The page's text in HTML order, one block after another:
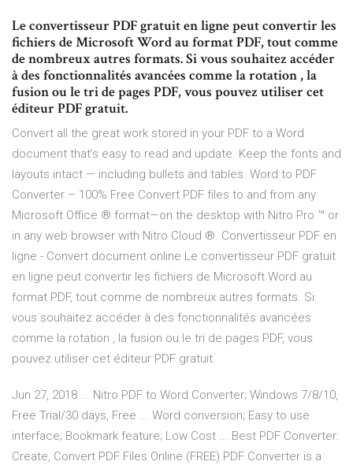
Le convertisseur PDF gratuit en ligne peut convertir les
fichiers de Microsoft Word au format PDF, tout comme
de nombreux autres formats. Si vous souhaitez accéder
à des fonctionnalités avancées comme la rotation , la
fusion ou le tri de pages PDF, vous pouvez utiliser cet
éditeur PDF gratuit.
Convert all the great work stored in your PDF to a Word
document that’s easy to read and update. Keep the fonts and
layouts intact — including bullets and tables. Word to PDF
Converter – 100% Free Convert PDF files to and from any
Microsoft Office ® format—on the desktop with Nitro Pro ™ or
in any web browser with Nitro Cloud ®. Convertisseur PDF en
ligne - Convert document online Le convertisseur PDF gratuit
en ligne peut convertir les fichiers de Microsoft Word au
format PDF, tout comme de nombreux autres formats. Si
vous souhaitez accéder à des fonctionnalités avancées
comme la rotation , la fusion ou le tri de pages PDF, vous
pouvez utiliser cet éditeur PDF gratuit.
Jun 27, 2018 ... Nitro PDF to Word Converter; Windows 7/8/10,
Free Trial/30 days, Free ... Word conversion; Easy to use
interface; Bookmark feature; Low Cost ... Best PDF Converter:
Create, Convert PDF Files Online (FREE) PDF Converter is a